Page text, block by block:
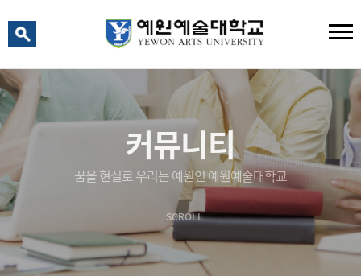
커뮤니티
꿈을 현실로 우리는 예원인 예원예술대학교
SCROLL